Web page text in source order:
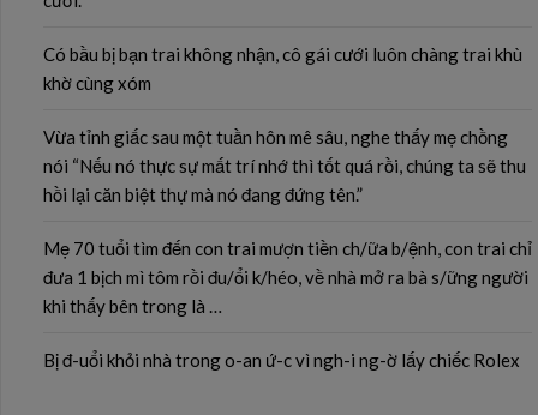
Có bầu bị bạn trai không nhận, cô gái cưới luôn chàng trai khù
khờ cùng xóm
Vừa tỉnh giấc sau một tuần hôn mê sâu, nghe thấy mẹ chồng
nói “Nếu nó thực sự mất trí nhớ thì tốt quá rồi, chúng ta sẽ thu
hồi lại căn biệt thự mà nó đang đứng tên.”
Mẹ 70 tuổi tìm đến con trai mượn tiền ch/ữa b/ệnh, con trai chỉ
đưa 1 bịch mì tôm rồi đu/ổi k/héo, về nhà mở ra bà s/ững người
khi thấy bên trong là …
Bị đ-uổi khỏi nhà trong o-an ứ-c vì ngh-i ng-ờ lấy chiếc Rolex